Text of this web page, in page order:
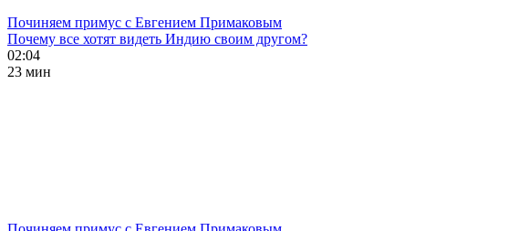
Починяем примус с Евгением Примаковым
Почему все хотят видеть Индию своим другом?
02:04
23 мин